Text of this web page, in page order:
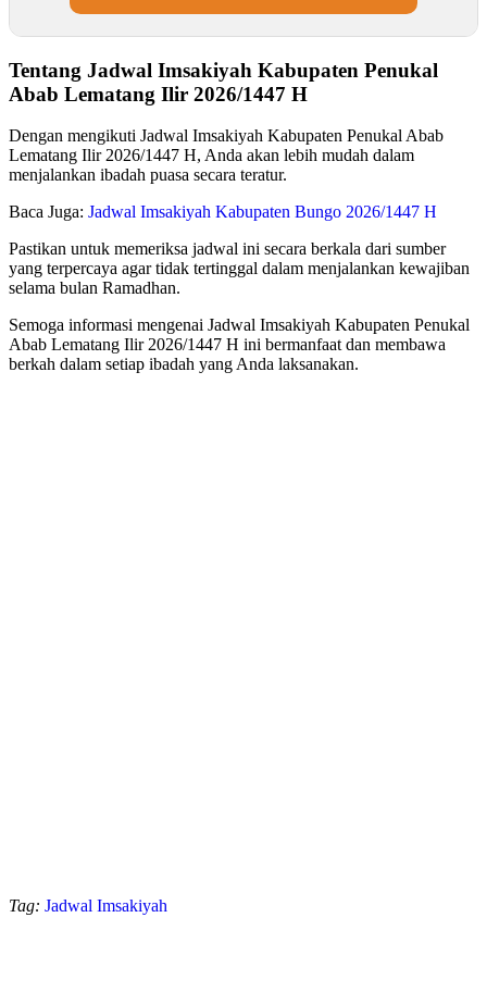
Tentang Jadwal Imsakiyah Kabupaten Penukal
Abab Lematang Ilir 2026/1447 H
Dengan mengikuti Jadwal Imsakiyah Kabupaten Penukal Abab
Lematang Ilir 2026/1447 H, Anda akan lebih mudah dalam
menjalankan ibadah puasa secara teratur.
Baca Juga: Jadwal Imsakiyah Kabupaten Bungo 2026/1447 H
Pastikan untuk memeriksa jadwal ini secara berkala dari sumber
yang terpercaya agar tidak tertinggal dalam menjalankan kewajiban
selama bulan Ramadhan.
Semoga informasi mengenai Jadwal Imsakiyah Kabupaten Penukal
Abab Lematang Ilir 2026/1447 H ini bermanfaat dan membawa
berkah dalam setiap ibadah yang Anda laksanakan.
Tag: Jadwal Imsakiyah